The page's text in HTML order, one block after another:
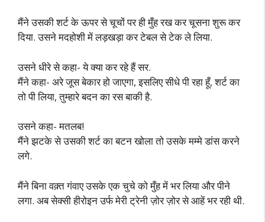
मैंने उसकी शर्ट के ऊपर से चूचों पर ही मुँह रख कर चूसना शुरू कर
दिया. उसने मदहोशी में लड़खड़ा कर टेबल से टेक ले लिया.
उसने धीरे से कहा- ये क्या कर रहे हैं सर.
मैंने कहा- अरे जूस बेकार हो जाएगा, इसलिए सीधे पी रहा हूँ, शर्ट का
तो पी लिया, तुम्हारे बदन का रस बाकी है.
उसने कहा- मतलब!
मैंने झटके से उसकी शर्ट का बटन खोला तो उसके मम्मे डांस करने
लगे.
मैंने बिना वक़्त गंवाए उसके एक चुचे को मुँह में भर लिया और पीने
लगा. अब सेक्सी हीरोइन उर्फ मेरी ट्रेनी ज़ोर ज़ोर से आहें भर रही थी.